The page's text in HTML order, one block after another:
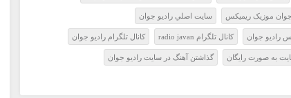
جوان موزيک ريميکس سايت اصلي راديو جوان
راديو جوان کانال تلگرام radio javan کانال تلگرام راديو جوان
به صورت رايگان گذاشتن آهنگ در سايت راديو جوان